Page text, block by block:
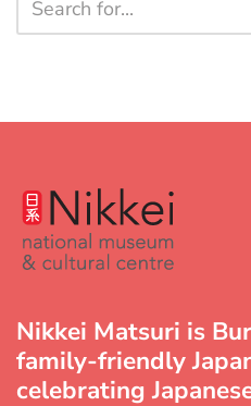
Nikkei Matsuri is
family-friendly
celebrating